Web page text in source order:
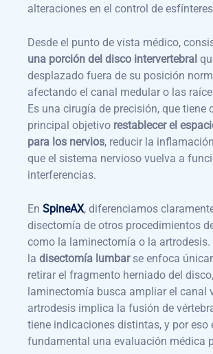
alteraciones en el control de
Desde el punto de vista médico,
una porción del disco intervertebral
desplazado fuera de su posición
afectando el canal medular o las
Es una cirugía de precisión, que tiene
principal objetivo restablecer el
para los nervios, reducir la
que el sistema nervioso vuelva a
interferencias.
En SpineAX, diferenciamos
disectomía de otros procedimientos
como la laminectomía o la
la disectomía lumbarse enfoca
retirar el fragmento herniado del
laminectomía busca ampliar el canal
artrodesis implica la fusión de
tiene indicaciones distintas, y por eso
fundamental una evaluación médica